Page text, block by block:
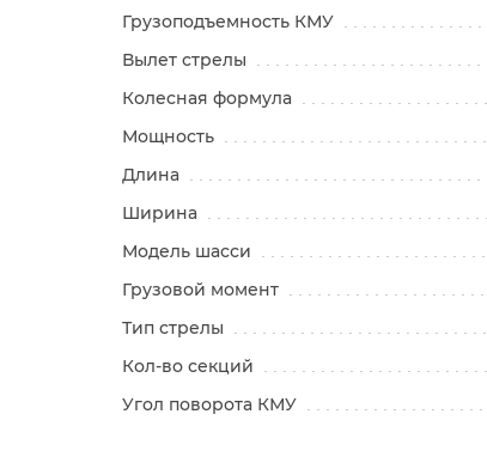
Грузоподъемность КМУ
Вылет стрелы
Колесная формула
Мощность
Длина
Ширина
Модель шасси
Грузовой момент
Тип стрелы
Кол-во секций
Угол поворота КМУ